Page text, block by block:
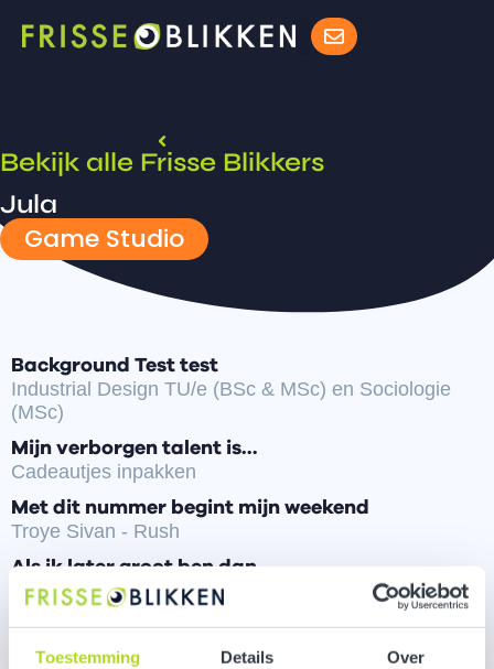
Toestemming Details Over
Bekijk alle Frisse Blikkers
Jula
Game Studio
Background Test test
Industrial Design TU/e (BSc & MSc) en Sociologie
(MSc)
Mijn verborgen talent is…
Cadeautjes inpakken
Met dit nummer begint mijn weekend
Troye Sivan - Rush
Als ik later groot ben dan…
Heb ik mijn eigen koffietentje waar mensen graag
samenkomen en spellen spelen.